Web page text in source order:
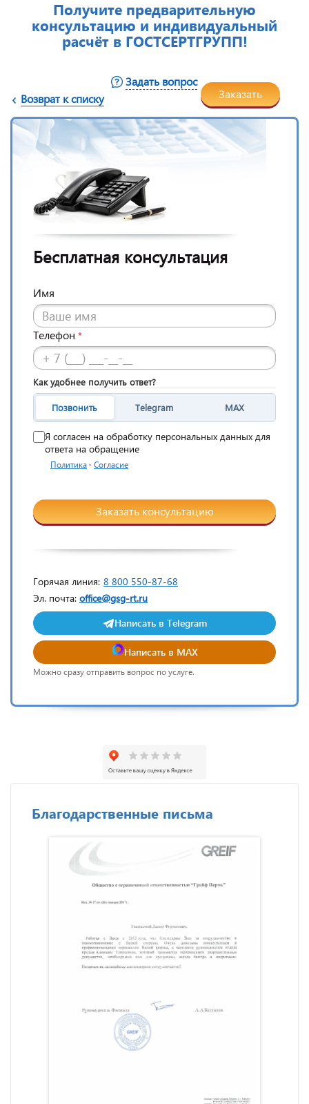
Получите предварительную
консультацию и индивидуальный
расчёт в ГОСТСЕРТГРУПП!
Возврат к списку
Задать вопрос
Заказать
Бесплатная консультация
Имя
Телефон *
Как удобнее получить ответ?
Позвонить Telegram MAX
Я согласен на обработку персональных данных для
ответа на обращение
Политика · Согласие
Заказать консультацию
Горячая линия: 8 800 550-87-68
Эл. почта: office@gsg-rt.ru
Написать в Telegram
Написать в MAX
Можно сразу отправить вопрос по услуге.
Благодарственные письма